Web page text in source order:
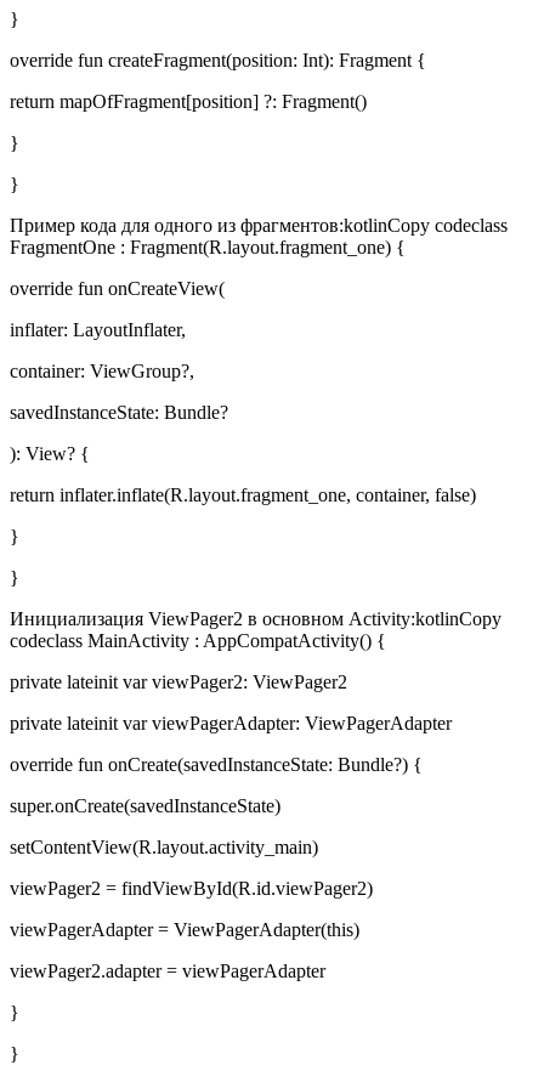
}
override fun createFragment(position: Int): Fragment {
return mapOfFragment[position] ?: Fragment()
}
}
Пример кода для одного из фрагментов:kotlinCopy codeclass
FragmentOne : Fragment(R.layout.fragment_one) {
override fun onCreateView(
inflater: LayoutInflater,
container: ViewGroup?,
savedInstanceState: Bundle?
): View? {
return inflater.inflate(R.layout.fragment_one, container, false)
}
}
Инициализация ViewPager2 в основном Activity:kotlinCopy
codeclass MainActivity : AppCompatActivity() {
private lateinit var viewPager2: ViewPager2
private lateinit var viewPagerAdapter: ViewPagerAdapter
override fun onCreate(savedInstanceState: Bundle?) {
super.onCreate(savedInstanceState)
setContentView(R.layout.activity_main)
viewPager2 = findViewById(R.id.viewPager2)
viewPagerAdapter = ViewPagerAdapter(this)
viewPager2.adapter = viewPagerAdapter
}
}